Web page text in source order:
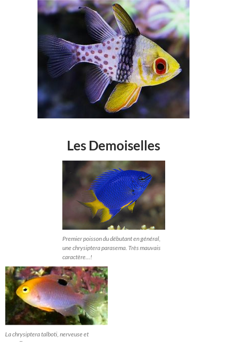
Les Demoiselles
Premier poisson du débutant en général,
une chrysiptera parasema. Très mauvais
caractère…!
La chrysiptera talboti, nerveuse et